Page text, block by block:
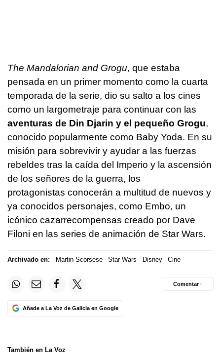
The Mandalorian and Grogu, que estaba
pensada en un primer momento como la cuarta
temporada de la serie, dio su salto a los cines
como un largometraje para continuar con las
aventuras de Din Djarin y el pequeño Grogu,
conocido popularmente como Baby Yoda. En su
misión para sobrevivir y ayudar a las fuerzas
rebeldes tras la caída del Imperio y la ascensión
de los señores de la guerra, los
protagonistas conocerán a multitud de nuevos y
ya conocidos personajes, como Embo, un
icónico cazarrecompensas creado por Dave
Filoni en las series de animación de Star Wars.
Archivado en: Martin Scorsese Star Wars Disney Cine
Añade a La Voz de Galicia en Google
Comentar ·
También en La Voz